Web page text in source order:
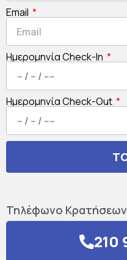
Email
Ημερομηνία Check-In
Ημερομηνία Check-Out
Τηλέφωνο Κρατήσεων
210